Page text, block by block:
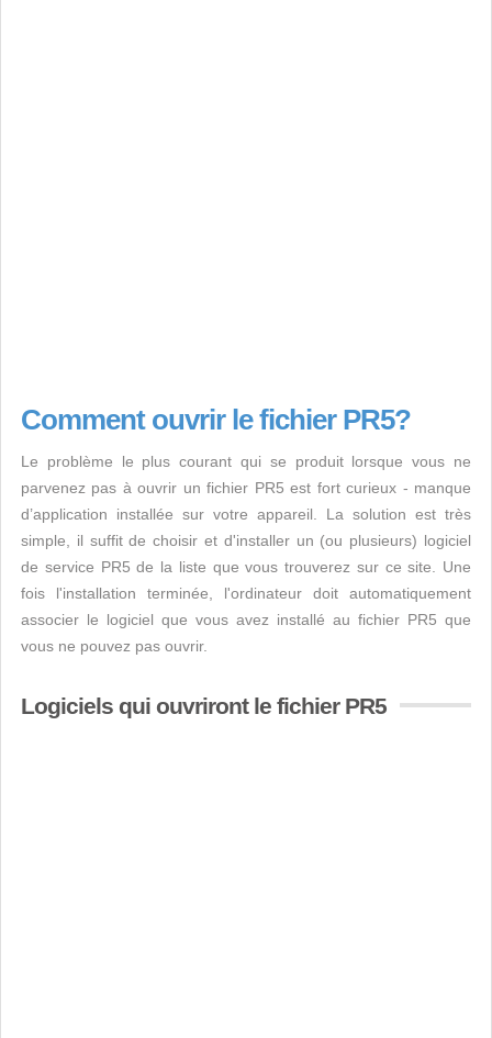
Comment ouvrir le fichier PR5?
Le problème le plus courant qui se produit lorsque vous ne
parvenez pas à ouvrir un fichier PR5 est fort curieux - manque
d’application installée sur votre appareil. La solution est très
simple, il suffit de choisir et d'installer un (ou plusieurs) logiciel
de service PR5 de la liste que vous trouverez sur ce site. Une
fois l'installation terminée, l'ordinateur doit automatiquement
associer le logiciel que vous avez installé au fichier PR5 que
vous ne pouvez pas ouvrir.
Logiciels qui ouvriront le fichier PR5